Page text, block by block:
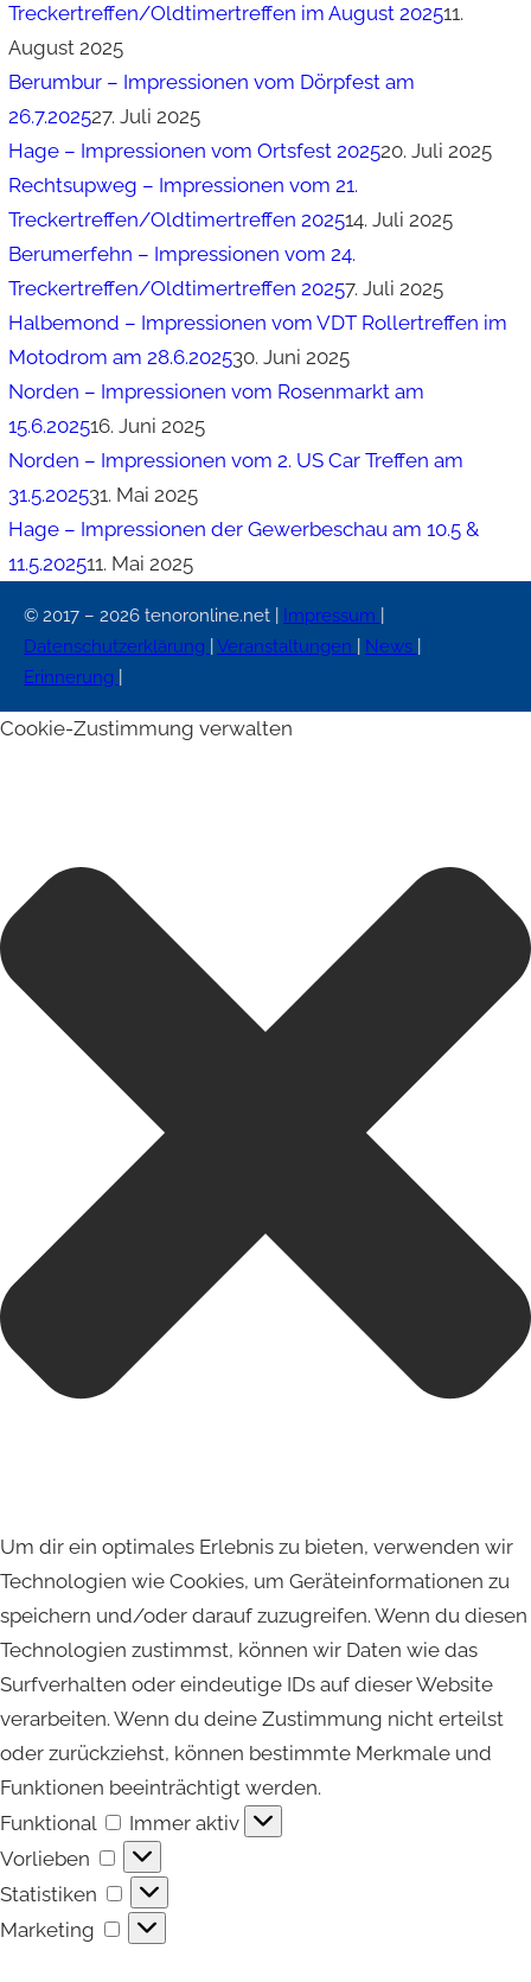
Treckertreffen/Oldtimertreffen im August 202511.
August 2025
Berumbur – Impressionen vom Dörpfest am
26.7.202527. Juli 2025
Hage – Impressionen vom Ortsfest 202520. Juli 2025
Rechtsupweg – Impressionen vom 21.
Treckertreffen/Oldtimertreffen 202514. Juli 2025
Berumerfehn – Impressionen vom 24.
Treckertreffen/Oldtimertreffen 20257. Juli 2025
Halbemond – Impressionen vom VDT Rollertreffen im
Motodrom am 28.6.202530. Juni 2025
Norden – Impressionen vom Rosenmarkt am
15.6.202516. Juni 2025
Norden – Impressionen vom 2. US Car Treffen am
31.5.202531. Mai 2025
Hage – Impressionen der Gewerbeschau am 10.5 &
11.5.202511. Mai 2025
© 2017 – 2026 tenoronline.net | Impressum
Datenschutzerklärung
Veranstaltungen News
Erinnerung
Cookie-Zustimmung verwalten
Um dir ein optimales Erlebnis zu bieten, verwenden wir
Technologien wie Cookies, um Geräteinformationen zu
speichern und/oder darauf zuzugreifen. Wenn du diesen
Technologien zustimmst, können wir Daten wie das
Surfverhalten oder eindeutige IDs auf dieser Website
verarbeiten. Wenn du deine Zustimmung nicht erteilst
oder zurückziehst, können bestimmte Merkmale und
Funktionen beeinträchtigt werden.
Funktional
Funktional
Immer aktiv
Vorlieben
Vorlieben
Statistiken
Statistiken
Marketing
Marketing